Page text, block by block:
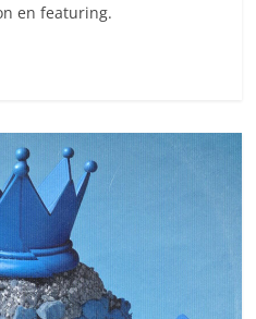
en featuring.